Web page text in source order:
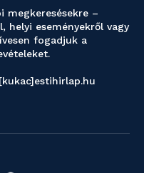
megkeresésekre –
helyi eseményekről vagy
fogadjuk a